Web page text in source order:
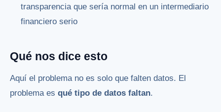
transparencia que sería normal en un intermediario
financiero serio
Qué nos dice esto
Aquí el problema no es solo que falten datos. El
problema es qué tipo de datos faltan.